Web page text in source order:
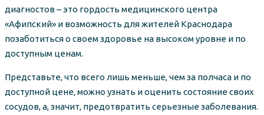
диагностов – это гордость медицинского центра
«Афипский» и возможность для жителей Краснодара
позаботиться о своем здоровье на высоком уровне и по
доступным ценам.
Представьте, что всего лишь меньше, чем за полчаса и по
доступной цене, можно узнать и оценить состояние своих
сосудов, а, значит, предотвратить серьезные заболевания.